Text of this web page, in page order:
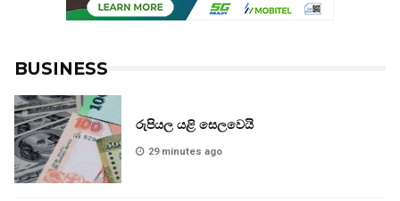
BUSINESS
රුපියල යළි සෙලවෙයි
29 minutes ago